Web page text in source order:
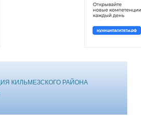
КИЛЬМЕЗСКОГО РАЙОНА